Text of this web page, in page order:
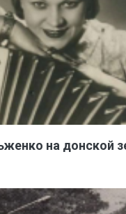
на донской